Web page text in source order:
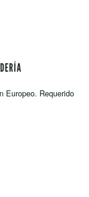
Europeo. Requerido